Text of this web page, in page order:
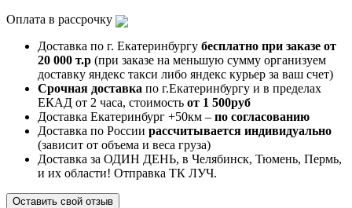
Оплата в рассрочку
Доставка по г. Екатеринбургу бесплатно при заказе от
20 000 т.р (при заказе на меньшую сумму организуем
доставку яндекс такси либо яндекс курьер за ваш счет)
Срочная доставка по г.Екатеринбургу и в пределах
ЕКАД от 2 часа, стоимость от 1 500руб
Доставка Екатеринбург +50км – по согласованию
Доставка по России рассчитывается индивидуально
(зависит от объема и веса груза)
Доставка за ОДИН ДЕНЬ, в Челябинск, Тюмень, Пермь,
и их области! Отправка ТК ЛУЧ.
Оставить свой отзыв